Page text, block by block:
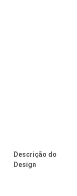
Descrição do
Design